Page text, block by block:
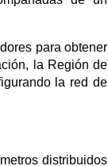
para obtener
la Región de
la red de
distribuidos